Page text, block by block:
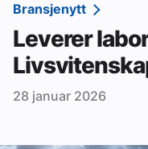
Redaksjonen
Om Byggfakta
Annonsere
Abonnere
Bransjenytt
Leverer
28 januar 2026